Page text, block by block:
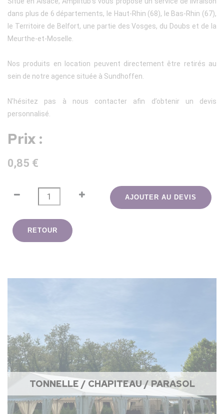
dans plus de 6 départements, le Haut-Rhin (68), le Bas-Rhin (67),
le Territoire de Belfort, une partie des Vosges, du Doubs et de la
Meurthe-et-Moselle.
Nos produits en location peuvent directement être retirés au
sein de notre agence située à Sundhoffen.
N’hésitez pas à nous contacter afin d’obtenir un devis
personnalisé.
Prix :
0,85 €
AJOUTER AU DEVIS
RETOUR
TONNELLE / CHAPITEAU / PARASOL